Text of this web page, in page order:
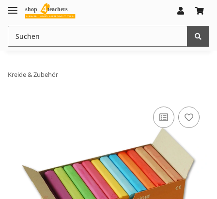
Kreide & Zubehör